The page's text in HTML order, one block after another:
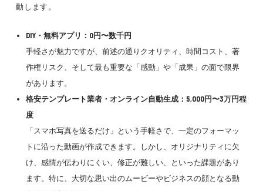
動します。
DIY・無料アプリ：0円〜数千円
手軽さが魅力ですが、前述の通りクオリティ、時間コスト、著
作権リスク、そして最も重要な「感動」や「成果」の面で限界
があります。
格安テンプレート業者・オンライン自動生成：5,000円〜3万円程
度
「スマホ写真を送るだけ」という手軽さで、一定のフォーマッ
トに沿った動画が作成できます。しかし、オリジナリティに欠
け、感情が伝わりにくい、修正が難しい、といった課題があり
ます。特に、大切な思い出のムービーやビジネスの顔となる動